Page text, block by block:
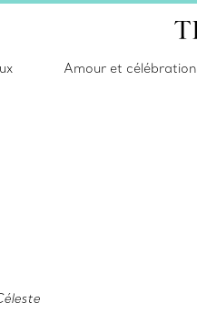
Amour et célébration